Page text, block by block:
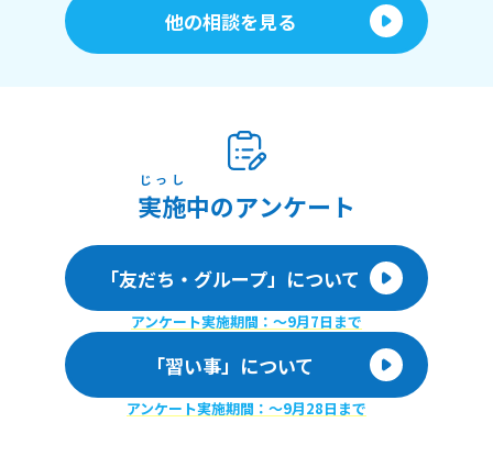
他の相談を見る
実施
じっし
中のアンケート
「友だち・グループ」について
アンケート実施期間：〜9月7日まで
「習い事」について
アンケート実施期間：〜9月28日まで